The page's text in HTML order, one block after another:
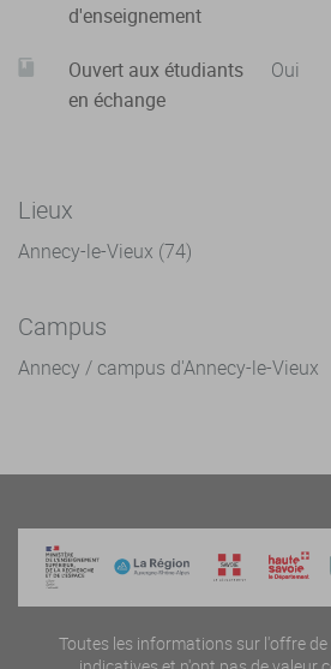
d'enseignement
Ouvert aux étudiants
en échange
Oui
Lieux
Annecy-le-Vieux (74)
Campus
Annecy / campus d'Annecy-le-Vieux
Toutes les informations sur l'offre